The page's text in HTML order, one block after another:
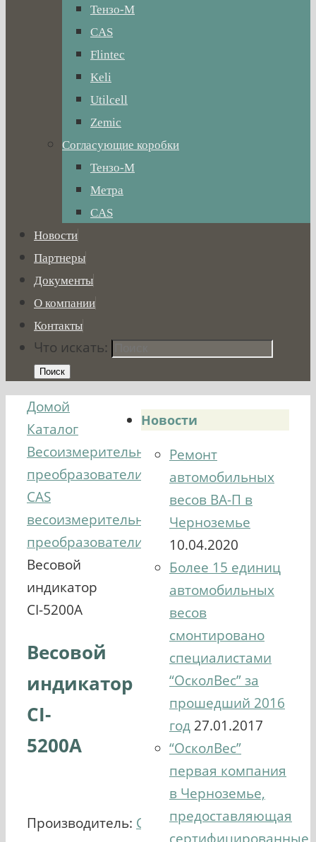
Тензо-М
CAS
Flintec
Keli
Utilcell
Zemic
Согласующие коробки
Тензо-М
Метра
CAS
Новости
Партнеры
Документы
О компании
Контакты
Что искать:
Поиск
Домой
Каталог
Весоизмерительные
преобразователи
CAS
весоизмерительные
преобразователи
Весовой
индикатор
CI-5200A
Весовой
индикатор
CI-
5200A
Производитель: CAS
Новости
Ремонт
автомобильных
весов ВА-П в
Черноземье
10.04.2020
Более 15 единиц
автомобильных
весов
смонтировано
специалистами
“ОсколВес” за
прошедший 2016
год 27.01.2017
“ОсколВес”
первая компания
в Черноземье,
предоставляющая